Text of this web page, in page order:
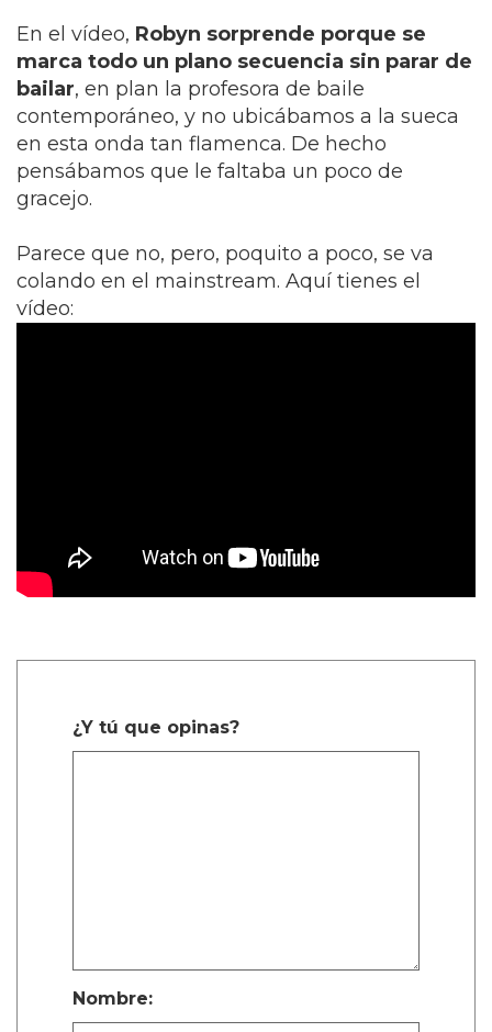
En el vídeo, Robyn sorprende porque se
marca todo un plano secuencia sin parar de
bailar, en plan la profesora de baile
contemporáneo, y no ubicábamos a la sueca
en esta onda tan flamenca. De hecho
pensábamos que le faltaba un poco de
gracejo.
Parece que no, pero, poquito a poco, se va
colando en el mainstream. Aquí tienes el
vídeo:
¿Y tú que opinas?
Nombre: